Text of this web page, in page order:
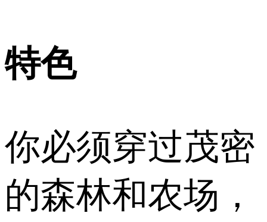
特色
你必须穿过茂密
的森林和农场，